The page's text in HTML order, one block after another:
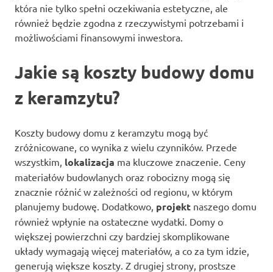
która nie tylko spełni oczekiwania estetyczne, ale
również będzie zgodna z rzeczywistymi potrzebami i
możliwościami finansowymi inwestora.
Jakie są koszty budowy domu
z keramzytu?
Koszty budowy domu z keramzytu mogą być
zróżnicowane, co wynika z wielu czynników. Przede
wszystkim, lokalizacja ma kluczowe znaczenie. Ceny
materiałów budowlanych oraz robocizny mogą się
znacznie różnić w zależności od regionu, w którym
planujemy budowę. Dodatkowo, projekt naszego domu
również wpłynie na ostateczne wydatki. Domy o
większej powierzchni czy bardziej skomplikowane
układy wymagają więcej materiałów, a co za tym idzie,
generują większe koszty. Z drugiej strony, prostsze